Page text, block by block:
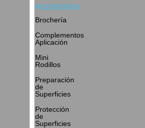
Accesorios
Brochería
Complementos
Aplicación
Mini
Rodillos
Preparación
de
Superficies
Protección
de
Superficies